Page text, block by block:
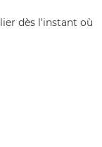
dès l'instant où